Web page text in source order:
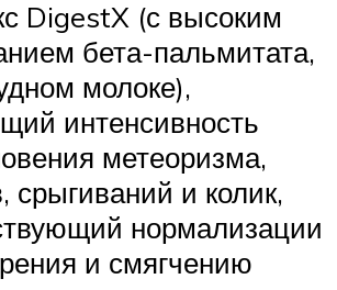
DigestX (с высоким
бета-пальмитата,
молоке),
интенсивность
метеоризма,
срыгиваний и колик,
нормализации
и смягчению